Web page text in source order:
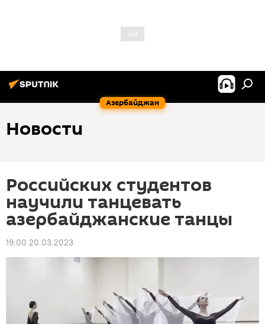
Азербайджан
Новости
Российских студентов
научили танцевать
азербайджанские танцы
19:00 20.03.2023